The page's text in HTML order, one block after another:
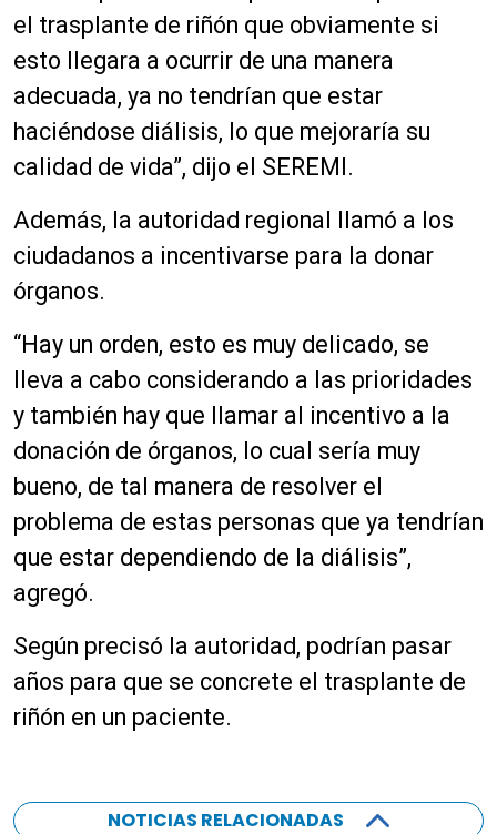
el trasplante de riñón que obviamente si
esto llegara a ocurrir de una manera
adecuada, ya no tendrían que estar
haciéndose diálisis, lo que mejoraría su
calidad de vida”, dijo el SEREMI.
Además, la autoridad regional llamó a los
ciudadanos a incentivarse para la donar
órganos.
“Hay un orden, esto es muy delicado, se
lleva a cabo considerando a las prioridades
y también hay que llamar al incentivo a la
donación de órganos, lo cual sería muy
bueno, de tal manera de resolver el
problema de estas personas que ya tendrían
que estar dependiendo de la diálisis”,
agregó.
Según precisó la autoridad, podrían pasar
años para que se concrete el trasplante de
riñón en un paciente.
NOTICIAS RELACIONADAS